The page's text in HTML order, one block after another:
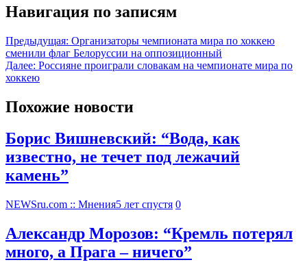
Навигация по записям
Предыдущая: Организаторы чемпионата мира по хоккею
сменили флаг Белоруссии на оппозиционный
Далее: Россияне проиграли словакам на чемпионате мира по
хоккею
Похожие новости
Борис Вишневский: “Вода, как
известно, не течет под лежачий
камень”
NEWSru.com :: Мнения5 лет спустя 0
Александр Морозов: “Кремль потерял
много, а Прага – ничего”